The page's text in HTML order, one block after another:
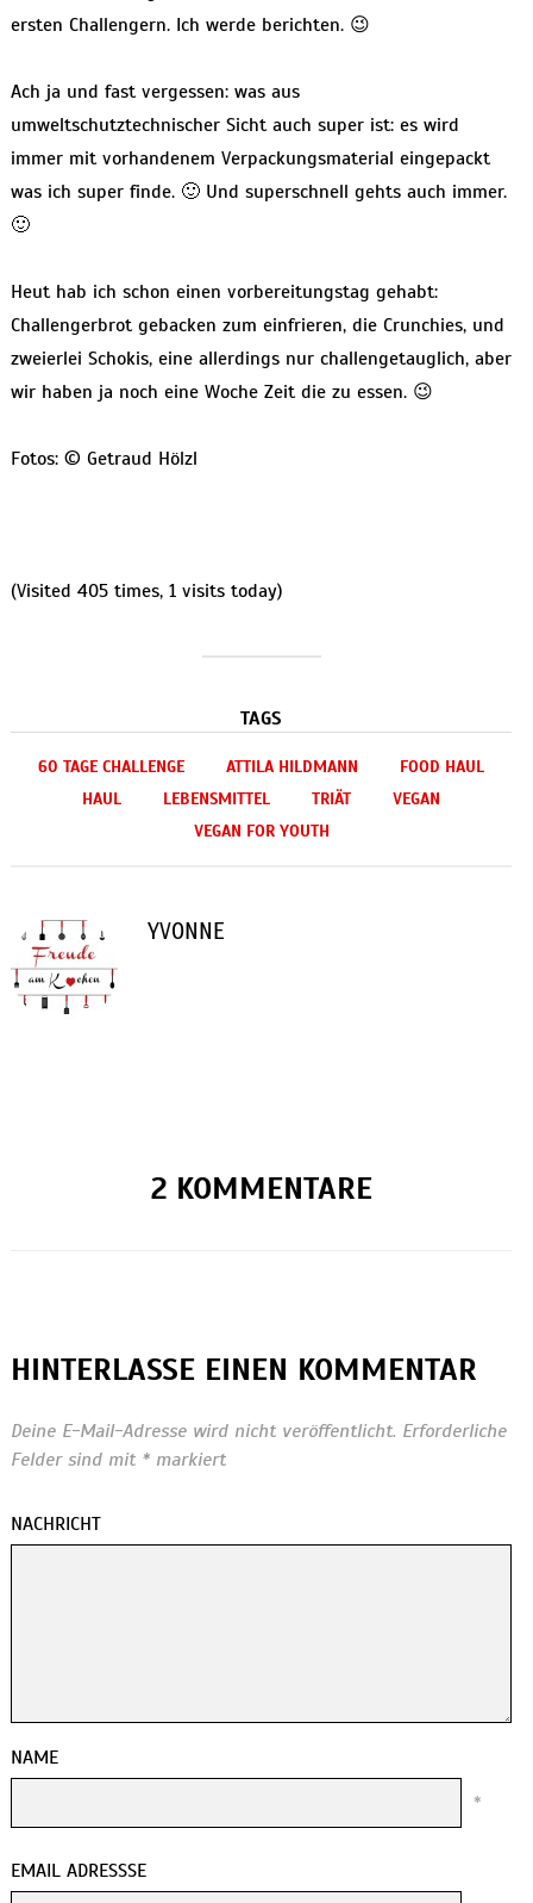
ersten Challengern. Ich werde berichten. 😉
Ach ja und fast vergessen: was aus
umweltschutztechnischer Sicht auch super ist: es wird
immer mit vorhandenem Verpackungsmaterial eingepackt
was ich super finde. 🙂 Und superschnell gehts auch immer.
🙂
Heut hab ich schon einen vorbereitungstag gehabt:
Challengerbrot gebacken zum einfrieren, die Crunchies, und
zweierlei Schokis, eine allerdings nur challengetauglich, aber
wir haben ja noch eine Woche Zeit die zu essen. 😉
Fotos: © Getraud Hölzl
(Visited 405 times, 1 visits today)
TAGS
60 TAGE CHALLENGE ATTILA HILDMANN
FOOD HAUL
HAUL
LEBENSMITTEL TRIÄT
VEGAN
VEGAN FOR YOUTH
YVONNE
2 KOMMENTARE
HINTERLASSE EINEN KOMMENTAR
Deine E-Mail-Adresse wird nicht veröffentlicht. Erforderliche
Felder sind mit *markiert
NACHRICHT
NAME
*
EMAIL ADRESSSE